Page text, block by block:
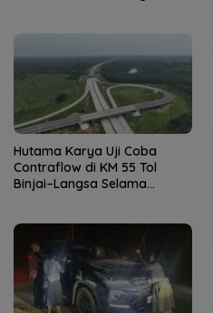
Hutama Karya Uji Coba
Contraflow di KM 55 Tol
Binjai–Langsa Selama